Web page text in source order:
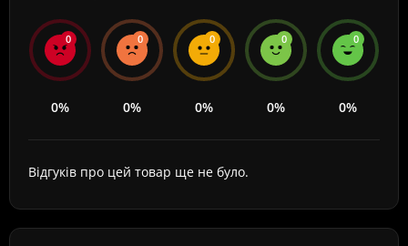
0
0%
0
0%
0
0%
0
0%
0
0%
Відгуків про цей товар ще не було.